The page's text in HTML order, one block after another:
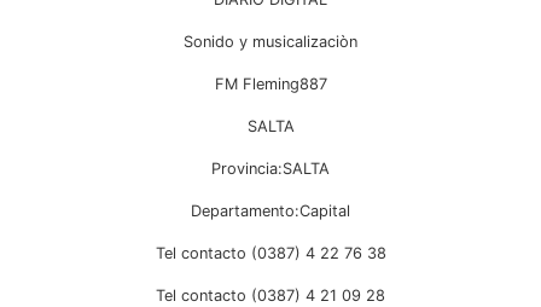
Sonido y musicalizaciòn
FM Fleming887
SALTA
Provincia:SALTA
Departamento:Capital
Tel contacto (0387) 4 22 76 38
Tel contacto (0387) 4 21 09 28